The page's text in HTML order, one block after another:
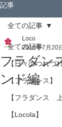
記事
全ての記事
【日々のつれづれ
【フラダンス】
【フラダンス 上
【Locola】
全ての記事
フラダ
ンド編
Loco
2018年7月20